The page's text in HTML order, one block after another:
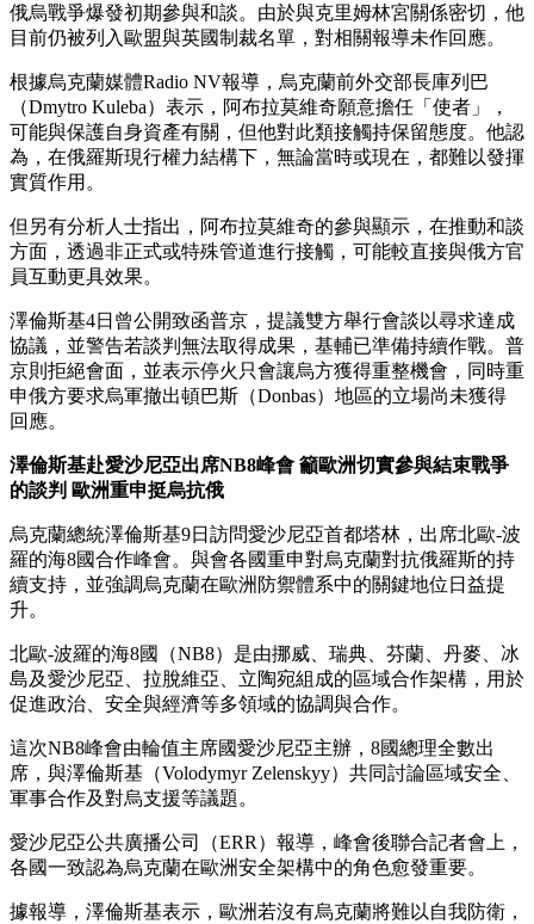
俄烏戰爭爆發初期參與和談。由於與克里姆林宮關係密切，他
目前仍被列入歐盟與英國制裁名單，對相關報導未作回應。
根據烏克蘭媒體Radio NV報導，烏克蘭前外交部長庫列巴
（Dmytro Kuleba）表示，阿布拉莫維奇願意擔任「使者」，
可能與保護自身資產有關，但他對此類接觸持保留態度。他認
為，在俄羅斯現行權力結構下，無論當時或現在，都難以發揮
實質作用。
但另有分析人士指出，阿布拉莫維奇的參與顯示，在推動和談
方面，透過非正式或特殊管道進行接觸，可能較直接與俄方官
員互動更具效果。
澤倫斯基4日曾公開致函普京，提議雙方舉行會談以尋求達成
協議，並警告若談判無法取得成果，基輔已準備持續作戰。普
京則拒絕會面，並表示停火只會讓烏方獲得重整機會，同時重
申俄方要求烏軍撤出頓巴斯（Donbas）地區的立場尚未獲得
回應。
澤倫斯基赴愛沙尼亞出席NB8峰會 籲歐洲切實參與結束戰爭
的談判 歐洲重申挺烏抗俄
烏克蘭總統澤倫斯基9日訪問愛沙尼亞首都塔林，出席北歐-波
羅的海8國合作峰會。與會各國重申對烏克蘭對抗俄羅斯的持
續支持，並強調烏克蘭在歐洲防禦體系中的關鍵地位日益提
升。
北歐-波羅的海8國（NB8）是由挪威、瑞典、芬蘭、丹麥、冰
島及愛沙尼亞、拉脫維亞、立陶宛組成的區域合作架構，用於
促進政治、安全與經濟等多領域的協調與合作。
這次NB8峰會由輪值主席國愛沙尼亞主辦，8國總理全數出
席，與澤倫斯基（Volodymyr Zelenskyy）共同討論區域安全、
軍事合作及對烏支援等議題。
愛沙尼亞公共廣播公司（ERR）報導，峰會後聯合記者會上，
各國一致認為烏克蘭在歐洲安全架構中的角色愈發重要。
據報導，澤倫斯基表示，歐洲若沒有烏克蘭將難以自我防衛，